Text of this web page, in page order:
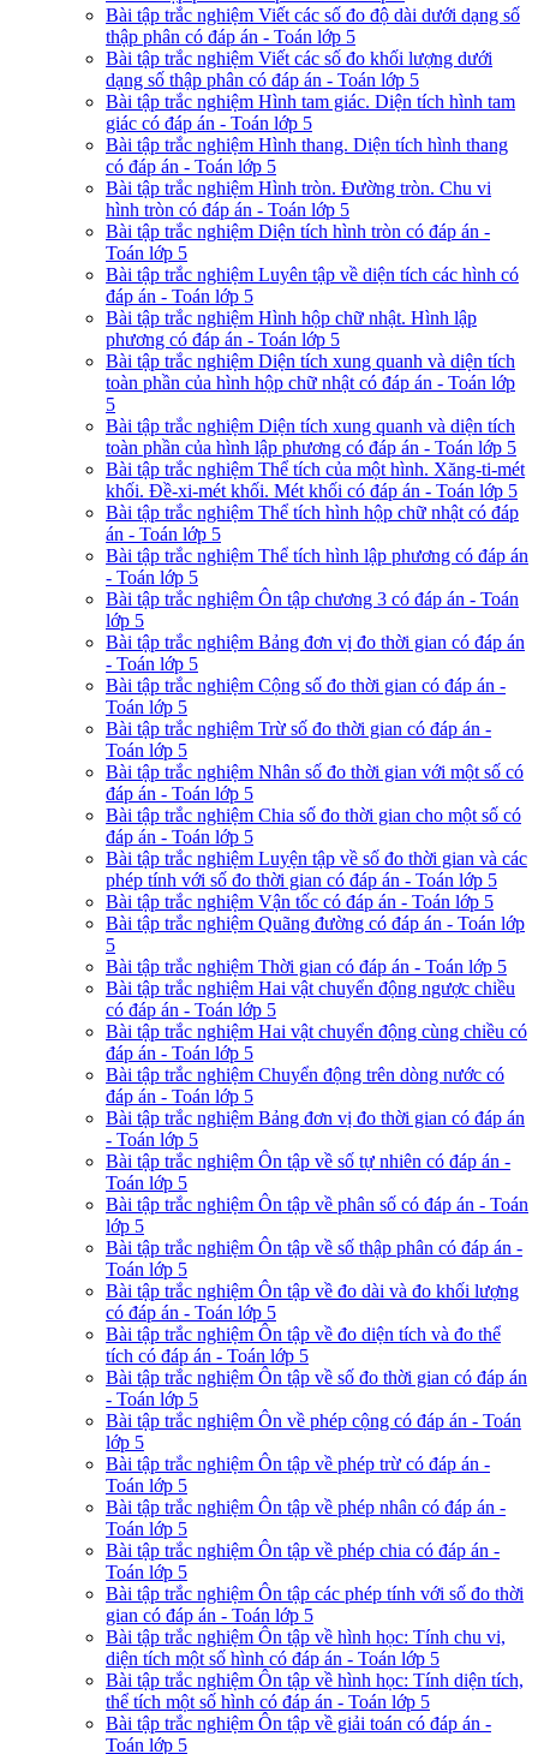
Bài tập trắc nghiệm Viết các số đo độ dài dưới dạng số
thập phân có đáp án - Toán lớp 5
Bài tập trắc nghiệm Viết các số đo khối lượng dưới
dạng số thập phân có đáp án - Toán lớp 5
Bài tập trắc nghiệm Hình tam giác. Diện tích hình tam
giác có đáp án - Toán lớp 5
Bài tập trắc nghiệm Hình thang. Diện tích hình thang
có đáp án - Toán lớp 5
Bài tập trắc nghiệm Hình tròn. Đường tròn. Chu vi
hình tròn có đáp án - Toán lớp 5
Bài tập trắc nghiệm Diện tích hình tròn có đáp án -
Toán lớp 5
Bài tập trắc nghiệm Luyên tập về diện tích các hình có
đáp án - Toán lớp 5
Bài tập trắc nghiệm Hình hộp chữ nhật. Hình lập
phương có đáp án - Toán lớp 5
Bài tập trắc nghiệm Diện tích xung quanh và diện tích
toàn phần của hình hộp chữ nhật có đáp án - Toán lớp
5
Bài tập trắc nghiệm Diện tích xung quanh và diện tích
toàn phần của hình lập phương có đáp án - Toán lớp 5
Bài tập trắc nghiệm Thể tích của một hình. Xăng-ti-mét
khối. Đề-xi-mét khối. Mét khối có đáp án - Toán lớp 5
Bài tập trắc nghiệm Thể tích hình hộp chữ nhật có đáp
án - Toán lớp 5
Bài tập trắc nghiệm Thể tích hình lập phương có đáp án
- Toán lớp 5
Bài tập trắc nghiệm Ôn tập chương 3 có đáp án - Toán
lớp 5
Bài tập trắc nghiệm Bảng đơn vị đo thời gian có đáp án
- Toán lớp 5
Bài tập trắc nghiệm Cộng số đo thời gian có đáp án -
Toán lớp 5
Bài tập trắc nghiệm Trừ số đo thời gian có đáp án -
Toán lớp 5
Bài tập trắc nghiệm Nhân số đo thời gian với một số có
đáp án - Toán lớp 5
Bài tập trắc nghiệm Chia số đo thời gian cho một số có
đáp án - Toán lớp 5
Bài tập trắc nghiệm Luyện tập về số đo thời gian và các
phép tính với số đo thời gian có đáp án - Toán lớp 5
Bài tập trắc nghiệm Vận tốc có đáp án - Toán lớp 5
Bài tập trắc nghiệm Quãng đường có đáp án - Toán lớp
5
Bài tập trắc nghiệm Thời gian có đáp án - Toán lớp 5
Bài tập trắc nghiệm Hai vật chuyển động ngược chiều
có đáp án - Toán lớp 5
Bài tập trắc nghiệm Hai vật chuyển động cùng chiều có
đáp án - Toán lớp 5
Bài tập trắc nghiệm Chuyển động trên dòng nước có
đáp án - Toán lớp 5
Bài tập trắc nghiệm Bảng đơn vị đo thời gian có đáp án
- Toán lớp 5
Bài tập trắc nghiệm Ôn tập về số tự nhiên có đáp án -
Toán lớp 5
Bài tập trắc nghiệm Ôn tập về phân số có đáp án - Toán
lớp 5
Bài tập trắc nghiệm Ôn tập về số thập phân có đáp án -
Toán lớp 5
Bài tập trắc nghiệm Ôn tập về đo dài và đo khối lượng
có đáp án - Toán lớp 5
Bài tập trắc nghiệm Ôn tập về đo diện tích và đo thể
tích có đáp án - Toán lớp 5
Bài tập trắc nghiệm Ôn tập về số đo thời gian có đáp án
- Toán lớp 5
Bài tập trắc nghiệm Ôn về phép cộng có đáp án - Toán
lớp 5
Bài tập trắc nghiệm Ôn tập về phép trừ có đáp án -
Toán lớp 5
Bài tập trắc nghiệm Ôn tập về phép nhân có đáp án -
Toán lớp 5
Bài tập trắc nghiệm Ôn tập về phép chia có đáp án -
Toán lớp 5
Bài tập trắc nghiệm Ôn tập các phép tính với số đo thời
gian có đáp án - Toán lớp 5
Bài tập trắc nghiệm Ôn tập về hình học: Tính chu vi,
diện tích một số hình có đáp án - Toán lớp 5
Bài tập trắc nghiệm Ôn tập về hình học: Tính diện tích,
thể tích một số hình có đáp án - Toán lớp 5
Bài tập trắc nghiệm Ôn tập về giải toán có đáp án -
Toán lớp 5